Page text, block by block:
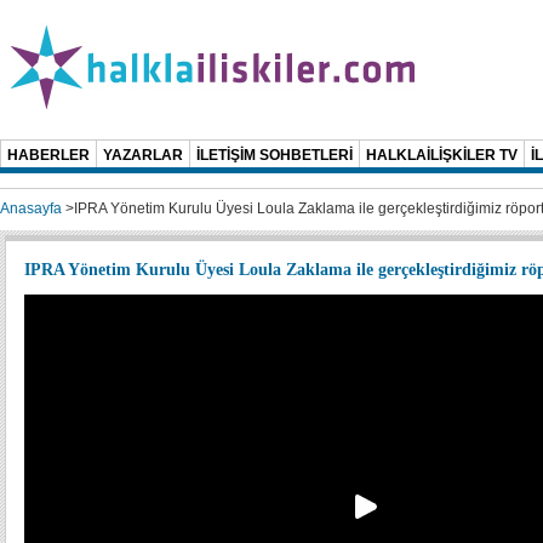
HABERLER YAZARLAR İLETİŞİM SOHBETLERİ HALKLAİLİŞKİLER TV
Anasayfa > IPRA Yönetim Kurulu Üyesi Loula Zaklama ile gerçekleştirdiğimiz
IPRA Yönetim Kurulu Üyesi Loula Zaklama ile gerçekleştirdiğimiz